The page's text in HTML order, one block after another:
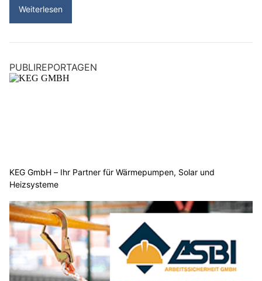
Weiterlesen
PUBLIREPORTAGEN
KEG GmbH – Ihr Partner für Wärmepumpen, Solar und
Heizsysteme